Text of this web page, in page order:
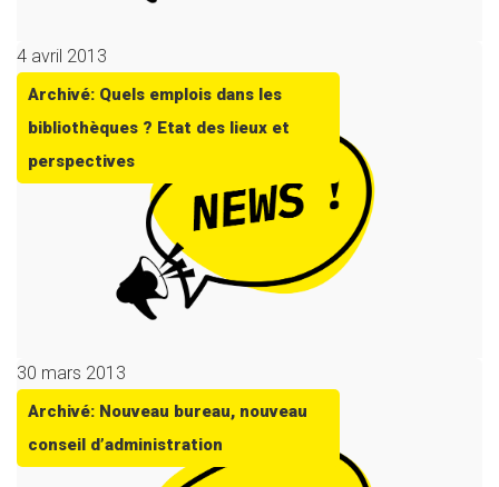
4 avril 2013
Archivé: Quels emplois dans les
bibliothèques ? Etat des lieux et
perspectives
30 mars 2013
Archivé: Nouveau bureau, nouveau
conseil d’administration